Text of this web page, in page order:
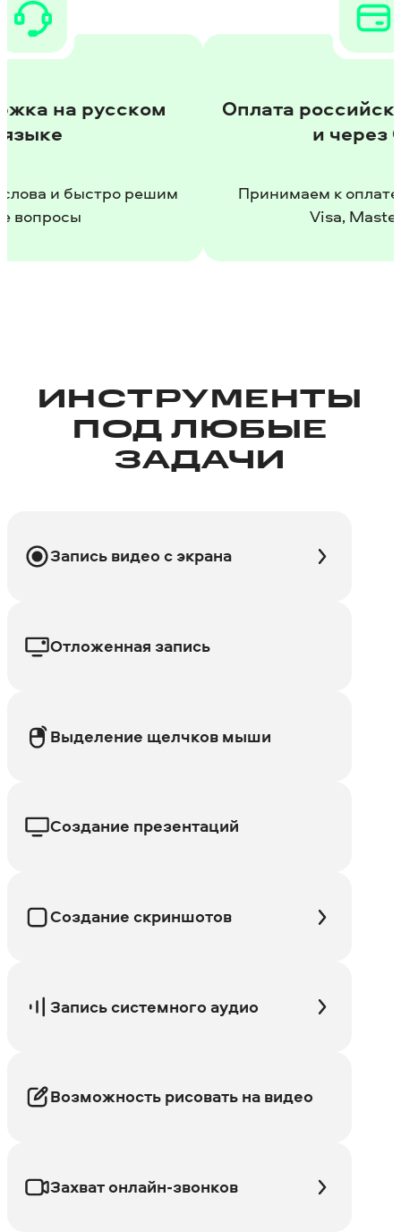
решим
Оплата российскими
и через СБП
Принимаем к оплате Мир,
Visa, Mastercard
ИНСТРУМЕНТЫ
ПОД ЛЮБЫЕ
ЗАДАЧИ
Запись видео с экрана
Отложенная запись
Выделение щелчков мыши
Создание презентаций
Создание скриншотов
Запись системного аудио
Возможность рисовать на видео
Захват онлайн-звонков